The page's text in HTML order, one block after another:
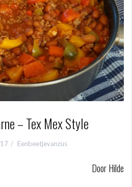
– Tex Mex Style
Eenbeetjevanzus
Door Hilde